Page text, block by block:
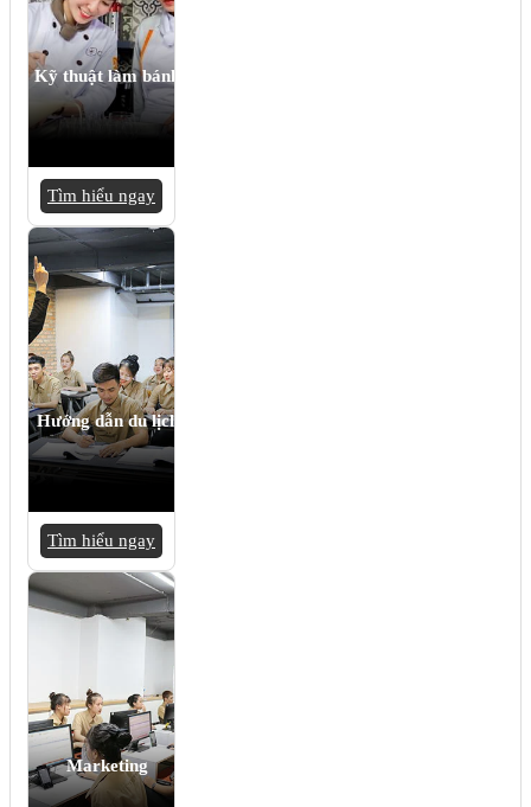
Kỹ thuật làm bánh
Tìm hiểu ngay
Hướng dẫn du lịch
Tìm hiểu ngay
Marketing